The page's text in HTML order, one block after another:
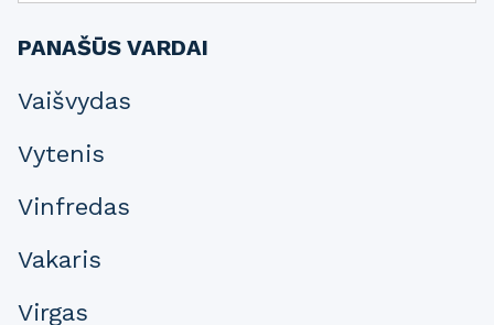
PANAŠŪS VARDAI
Vaišvydas
Vytenis
Vinfredas
Vakaris
Virgas